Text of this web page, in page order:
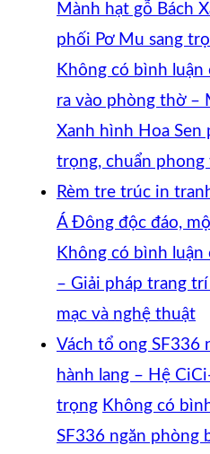
Mành hạt gỗ Bách
phối Pơ Mu sang
Không có bình luận
ra vào phòng thờ –
Xanh hình Hoa Sen
trọng, chuẩn phong
Rèm tre trúc in
Á Đông độc đáo,
Không có bình luận
– Giải pháp trang
mạc và nghệ thuật
Vách tổ ong SF336
hành lang – Hệ
trọng Không có
SF336 ngăn phòng